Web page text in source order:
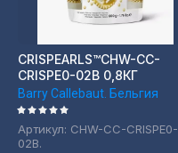
CRISPEARLS™CHW-CC-
CRISPE0-02B 0,8КГ
Barry Callebaut. Бельгия
Артикул: CHW-CC-CRISPE0-
02B.